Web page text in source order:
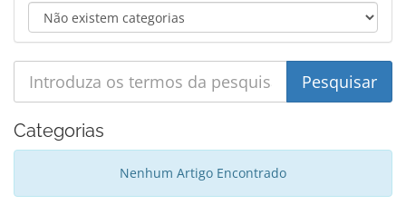
Categorias
Nenhum Artigo Encontrado